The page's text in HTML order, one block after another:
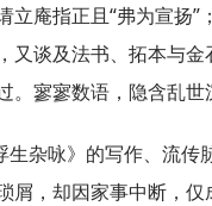
立庵指正且“弗为宣扬
又谈及法书、拓本与
寥寥数语，隐含乱世
杂咏》的写作、流传
屑，却因家事中断，